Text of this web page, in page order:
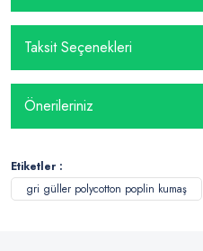
Taksit Seçenekleri
Önerileriniz
Etiketler :
gri güller polycotton poplin kumaş